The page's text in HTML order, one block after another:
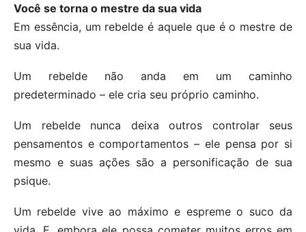
Você se torna o mestre da sua vida
Em essência, um rebelde é aquele que é o mestre de
sua vida.
Um rebelde não anda em um caminho
predeterminado – ele cria seu próprio caminho.
Um rebelde nunca deixa outros controlar seus
pensamentos e comportamentos – ele pensa por si
mesmo e suas ações são a personificação de sua
psique.
Um rebelde vive ao máximo e espreme o suco da